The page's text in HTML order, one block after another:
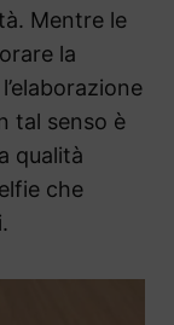
Mentre le
la
tal senso è
qualità
che